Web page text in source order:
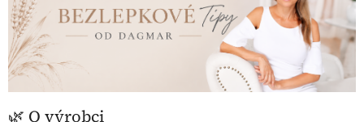
🌿 O výrobci